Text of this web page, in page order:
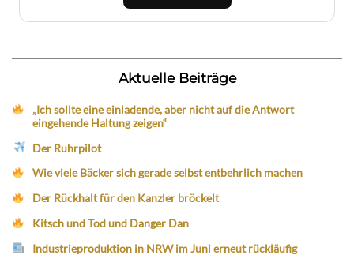
Aktuelle Beiträge
„Ich sollte eine einladende, aber nicht auf die Antwort
eingehende Haltung zeigen“
Der Ruhrpilot
Wie viele Bäcker sich gerade selbst entbehrlich machen
Der Rückhalt für den Kanzler bröckelt
Kitsch und Tod und Danger Dan
Industrieproduktion in NRW im Juni erneut rückläufig